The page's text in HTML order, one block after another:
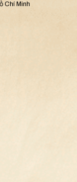
Chí Minh